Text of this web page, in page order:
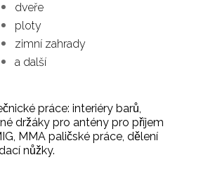
dveře
ploty
zimní zahrady
a další
práce: interiéry barů,
držáky pro antény pro příjem
MMA paličské práce, dělení
nůžky.